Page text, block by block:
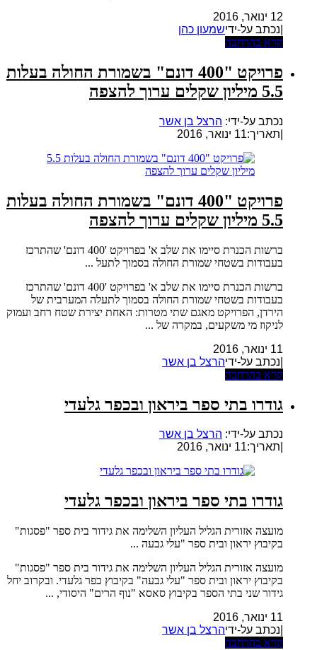
12 ינואר, 2016
|נכתב על-ידישמעון כהן
קרא בהרחבה
פרויקט "400 דונם" בשמורת החולה בעלות
5.5 מיליון שקלים ערוך להצפה
נכתב על-ידי: הרצל בן אשר
תאריך:11 ינואר, 2016
פרויקט "400 דונם" בשמורת החולה בעלות
5.5 מיליון שקלים ערוך להצפה
ברשות הכנרת סיימו את שלב א' בפרויקט '400 דונם' שהתרכז
בעבודות בשטחי שמורת החולה בסמוך לתעל ...
ברשות הכנרת סיימו את שלב א' בפרויקט '400 דונם' שהתרכז
בעבודות בשטחי שמורת החולה בסמוך לתעלה המערבית של
הירדן, הפרויקט מאגם שתי מטרות: האחת יצירת שטח רחב ועמוק
לניקוז מי משקעים, במקרה של ...
11 ינואר, 2016
|נכתב על-ידיהרצל בן אשר
קרא בהרחבה
גודרו בתי ספר ביראון ובכפר גלעדי
נכתב על-ידי: הרצל בן אשר
תאריך:11 ינואר, 2016
גודרו בתי ספר ביראון ובכפר גלעדי
מועצה אזורית הגליל העליון השלימה את גידור בית ספר "פסגות"
בקיבוץ יראון ובית ספר "עלי גבעה ...
מועצה אזורית הגליל העליון השלימה את גידור בית ספר "פסגות"
בקיבוץ יראון ובית ספר "עלי גבעה" בקיבוץ כפר גלעדי. ובקרוב יחל
גידור שני בתי הספר בקיבוץ סאסא "נוף הרים" היסודי, ...
11 ינואר, 2016
|נכתב על-ידיהרצל בן אשר
קרא בהרחבה